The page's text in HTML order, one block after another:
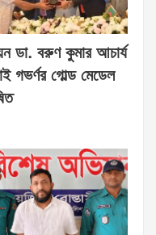
ডা. বরুণ কুমার আচার্য
গভর্ণর গোল্ড মেডেল